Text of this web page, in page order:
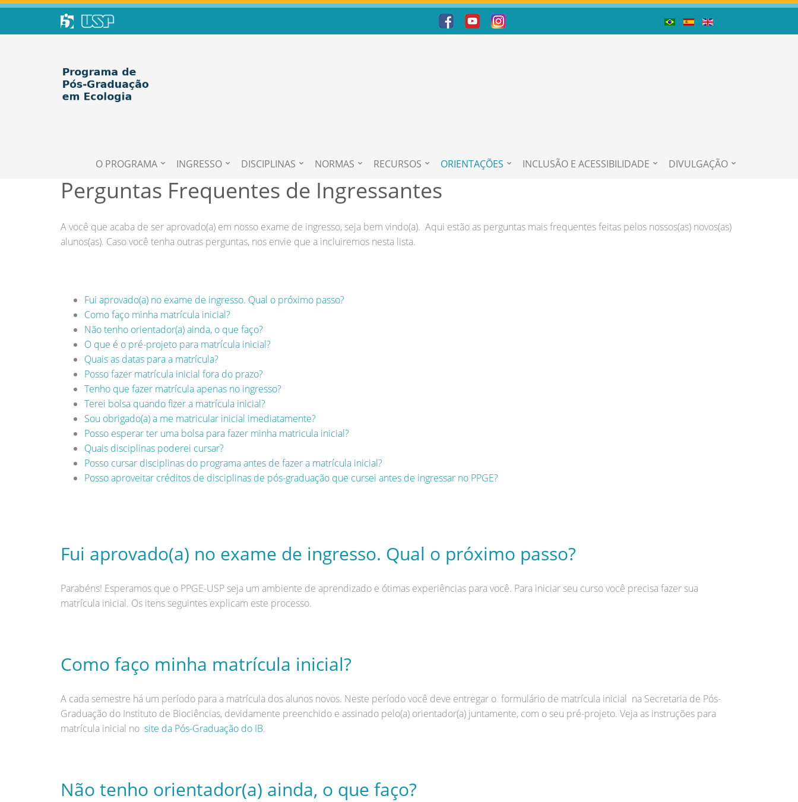
O PROGRAMA INGRESSO DISCIPLINAS NORMAS RECURSOS ORIENTAÇÕES INCLUSÃO E ACESSIBILIDADE DIVULGAÇÃO
Perguntas Frequentes de Ingressantes
A você que acaba de ser aprovado(a) em nosso exame de ingresso, seja bem vindo(a). Aqui estão as perguntas mais frequentes feitas pelos nossos(as) novos(as)
alunos(as). Caso você tenha outras perguntas, nos envie que a incluiremos nesta lista.
Fui aprovado(a) no exame de ingresso. Qual o próximo passo?
Como faço minha matrícula inicial?
Não tenho orientador(a) ainda, o que faço?
O que é o pré-projeto para matrícula inicial?
Quais as datas para a matrícula?
Posso fazer matrícula inicial fora do prazo?
Tenho que fazer matrícula apenas no ingresso?
Terei bolsa quando fizer a matrícula inicial?
Sou obrigado(a) a me matricular inicial imediatamente?
Posso esperar ter uma bolsa para fazer minha matricula inicial?
Quais disciplinas poderei cursar?
Posso cursar disciplinas do programa antes de fazer a matrícula inicial?
Posso aproveitar créditos de disciplinas de pós-graduação que cursei antes de ingressar no PPGE?
Fui aprovado(a) no exame de ingresso. Qual o próximo passo?
Parabéns! Esperamos que o PPGE-USP seja um ambiente de aprendizado e ótimas experiências para você. Para iniciar seu curso você precisa fazer sua
matrícula inicial. Os itens seguintes explicam este processo.
Como faço minha matrícula inicial?
A cada semestre há um período para a matrícula dos alunos novos. Neste período você deve entregar o formulário de matrícula inicial na Secretaria de Pós-
Graduação do Instituto de Biociências, devidamente preenchido e assinado pelo(a) orientador(a) juntamente, com o seu pré-projeto. Veja as instruções para
matrícula inicial no site da Pós-Graduação do IB.
Não tenho orientador(a) ainda, o que faço?